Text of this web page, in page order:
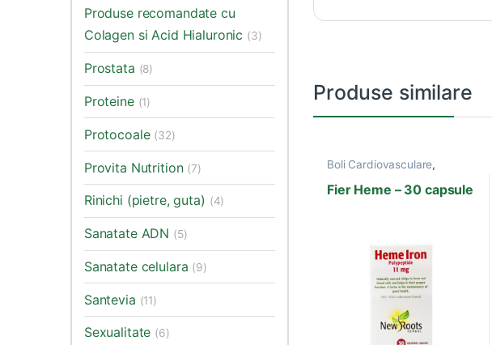
Produse similare
Boli Cardiovasculare,
Vitamine si Minerale
Fier Heme – 30 capsule
Produse recomandate cu
Colagen si Acid Hialuronic (3)
Prostata (8)
Proteine (1)
Protocoale (32)
Provita Nutrition (7)
Rinichi (pietre, guta) (4)
Sanatate ADN (5)
Sanatate celulara (9)
Santevia (11)
Sexualitate (6)